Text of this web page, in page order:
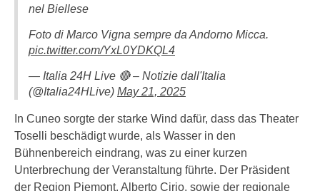
nel Biellese
Foto di Marco Vigna sempre da Andorno Micca.
pic.twitter.com/YxL0YDKQL4
— Italia 24H Live 🔴 – Notizie dall'Italia
(@Italia24HLive) May 21, 2025
In Cuneo sorgte der starke Wind dafür, dass das Theater
Toselli beschädigt wurde, als Wasser in den
Bühnenbereich eindrang, was zu einer kurzen
Unterbrechung der Veranstaltung führte. Der Präsident
der Region Piemont, Alberto Cirio, sowie der regionale